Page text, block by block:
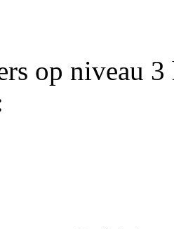
op niveau